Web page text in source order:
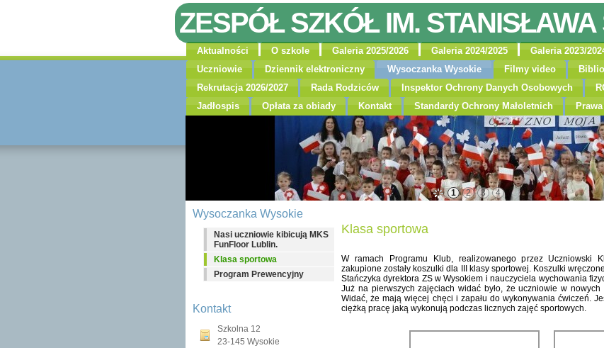
ZESPÓŁ SZKÓŁ IM.
Aktualności O szkole Galeria 2025/2026 Galeria 2024/2025 Galeria 2023/
Uczniowie
Dziennik elektroniczny Wysoczanka Wysokie Filmy video
Rekrutacja 2026/2027
Rada Rodziców Inspektor Ochrony Danych Osobowych
Jadłospis
Opłata za obiady Kontakt Standardy Ochrony Małoletnich
1 2 3 4
Klasa sportowa
W ramach Programu Klub, realizowanego przez Uczniowski
zakupione zostały koszulki dla III klasy sportowej. Koszulki
Stańczyka dyrektora ZS w Wysokiem i nauczyciela wychowania
Już na pierwszych zajęciach widać było, że uczniowie w
Widać, że mają więcej chęci i zapału do wykonywania ćwiczeń.
ciężką pracę jaką wykonują podczas licznych zajęć sportowych.
Wysoczanka Wysokie
Nasi uczniowie kibicują MKS
FunFloor Lublin.
Klasa sportowa
Program Prewencyjny
Kontakt
Szkolna 12
23-145 Wysokie